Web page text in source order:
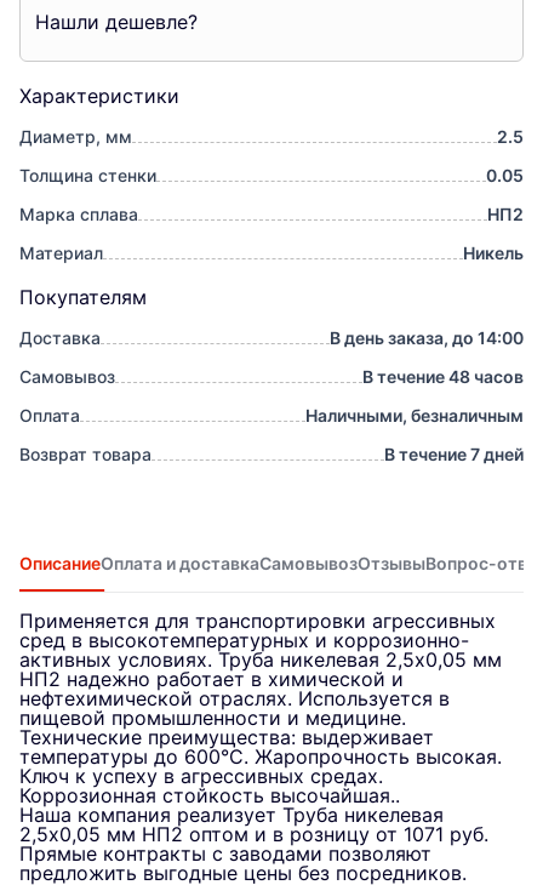
Характеристики
Диаметр, мм
2.5
Толщина стенки
0.05
Марка сплава
НП2
Материал
Никель
Покупателям
Доставка
В день заказа, до 14:00
Самовывоз
В течение 48 часов
Оплата
Наличными, безналичным
Возврат товара
В течение 7 дней
Нашли дешевле?
ОписаниеОплата и доставкаСамовывозОтзывыВопрос-
Применяется для транспортировки агрессивных
сред в высокотемпературных и коррозионно-
активных условиях. Труба никелевая 2,5х0,05 мм
НП2 надежно работает в химической и
нефтехимической отраслях. Используется в
пищевой промышленности и медицине.
Технические преимущества: выдерживает
температуры до 600°C. Жаропрочность высокая.
Ключ к успеху в агрессивных средах.
Коррозионная стойкость высочайшая..
Наша компания реализует Труба никелевая
2,5х0,05 мм НП2 оптом и в розницу от 1071 руб.
Прямые контракты с заводами позволяют
предложить выгодные цены без посредников.